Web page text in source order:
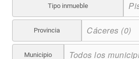
Tipo inmueble
Provincia
Municipio